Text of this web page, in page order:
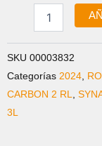
SKU 00003832
Categorías 2024
CARBON 2 RL
3L